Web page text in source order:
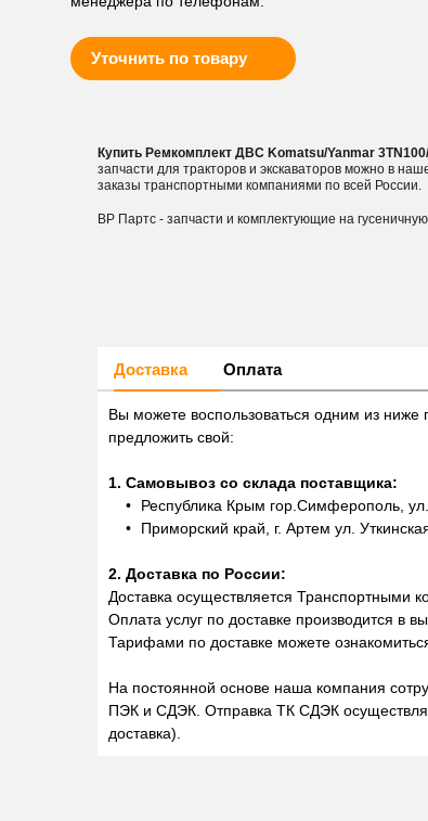
Уточнить по товару
Купить Ремкомплект ДВС Komatsu/Yanmar
запчасти для тракторов и экскаваторов можно в
заказы транспортными компаниями по всей России.
ВР Партс - запчасти и комплектующие на гусеничную
Доставка Оплата
Вы можете воспользоваться одним из ниже
предложить свой:
1. Самовывоз со склада поставщика:
Республика Крым гор.Симферополь,
Приморский край, г. Артем ул.
2. Доставка по России:
Доставка осуществляется Транспортными
Оплата услуг по доставке производится в
Тарифами по доставке можете
На постоянной основе наша компания
ПЭК и СДЭК. Отправка ТК СДЭК
доставка).